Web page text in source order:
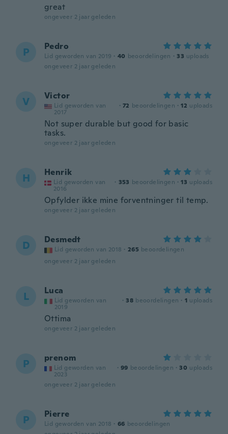
great
ongeveer 2 jaar geleden
P Pedro
Lid geworden van 2019 · 40 beoordelingen · 33 uploads
ongeveer 2 jaar geleden
V Victor
Lid geworden van
2017
· 72 beoordelingen · 12 uploads
Not super durable but good for basic
tasks.
ongeveer 2 jaar geleden
H Henrik
Lid geworden van
2016
· 353 beoordelingen · 13 uploads
Opfylder ikke mine forventninger til temp.
ongeveer 2 jaar geleden
D Desmedt
Lid geworden van 2018 · 265 beoordelingen
ongeveer 2 jaar geleden
L Luca
Lid geworden van
2019
· 38 beoordelingen · 1 uploads
Ottima
ongeveer 2 jaar geleden
P prenom
Lid geworden van
2023
· 99 beoordelingen · 30 uploads
ongeveer 2 jaar geleden
P Pierre
Lid geworden van 2018 · 66 beoordelingen